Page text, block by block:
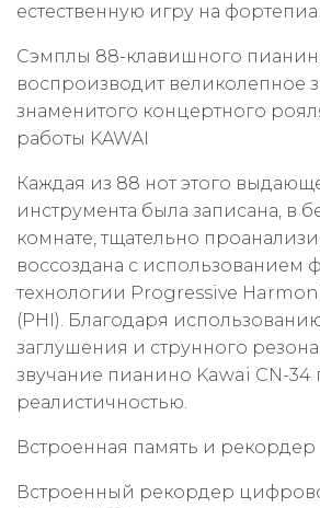
естественную игру на
Сэмплы 88-клавишного
воспроизводит великолепное
знаменитого концертного
работы KAWAI
Каждая из 88 нот этого
инструмента была записана, в
комнате, тщательно
воссоздана с использованием
технологии Progressive
(PHI). Благодаря
заглушения и струнного
звучание пианино Kawai CN-34
реалистичностью.
Встроенная память и рекордер
Встроенный рекордер